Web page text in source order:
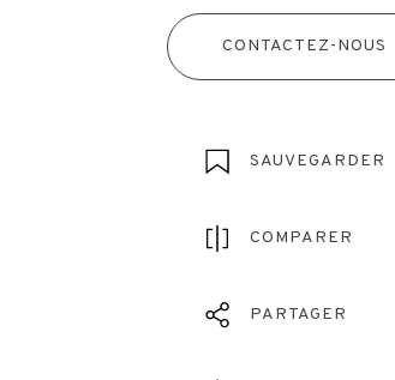
CONTACTEZ-NOUS
SAUVEGARDER
COMPARER
PARTAGER